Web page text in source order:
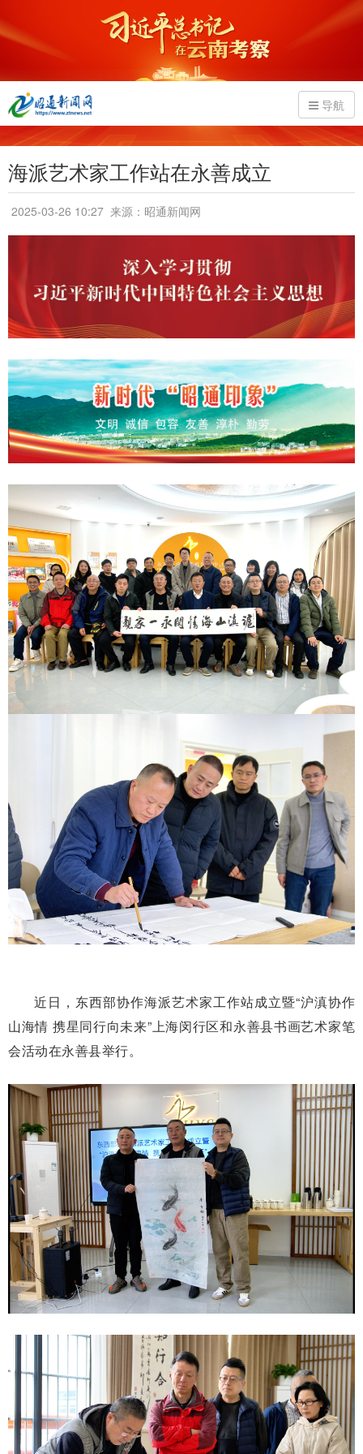
导航
海派艺术家工作站在永善成立
2025-03-26 10:27 来源：昭通新闻网
近日，东西部协作海派艺术家工作站成立暨“沪滇协作
山海情 携星同行向未来”上海闵行区和永善县书画艺术家笔
会活动在永善县举行。